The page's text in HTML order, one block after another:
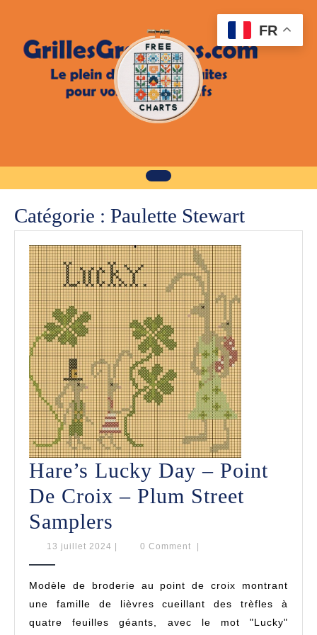
Catégorie : Paulette Stewart
Hare’s Lucky Day – Point
De Croix – Plum Street
Samplers
Lucky
–
Point
13 juillet 2024 13
0 Comment
Modèle de broderie au point de croix montrant
une famille de lièvres cueillant des trèfles à
quatre feuilles géants, avec le mot "Lucky"
FR